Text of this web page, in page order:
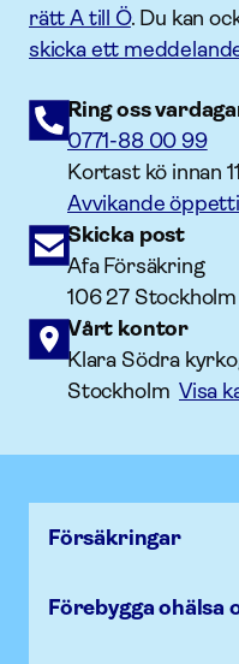
rätt A till Ö. Du kan
skicka ett
Ring oss
0771-88 00 99
Kortast kö innan
Avvikande
Skicka post
Afa Försäkring
106 27 Stockholm
Vårt kontor
Klara Södra
StockholmVisa
Försäk­ringar
Förebygga